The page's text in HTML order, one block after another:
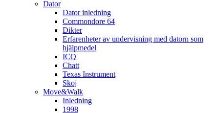
Dator
Dator inledning
Commondore 64
Dikter
Erfarenheter av undervisning med datorn som
hjälpmedel
ICQ
Chatt
Texas Instrument
Skoj
Move&Walk
Inledning
1998